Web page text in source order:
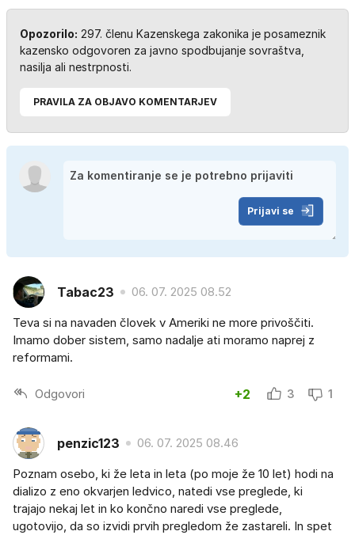
Opozorilo: 297. členu Kazenskega zakonika je posameznik
kazensko odgovoren za javno spodbujanje sovraštva,
nasilja ali nestrpnosti.
PRAVILA ZA OBJAVO KOMENTARJEV
Prijavi se
Tabac23 06. 07. 2025 08.52
Teva si na navaden človek v Ameriki ne more privoščiti.
Imamo dober sistem, samo nadalje ati moramo naprej z
reformami.
Odgovori +2 3 1
penzic123 06. 07. 2025 08.46
Poznam osebo, ki že leta in leta (po moje že 10 let) hodi na
dializo z eno okvarjen ledvico, natedi vse preglede, ki
trajajo nekaj let in ko končno naredi vse preglede,
ugotovijo, da so izvidi prvih pregledom že zastareli. In spet